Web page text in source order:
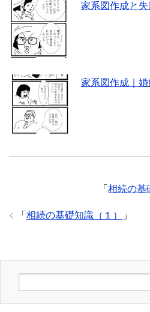
家系図作成と
家系図作成｜
「 相続の基
「 相続の基礎知識（１） 」